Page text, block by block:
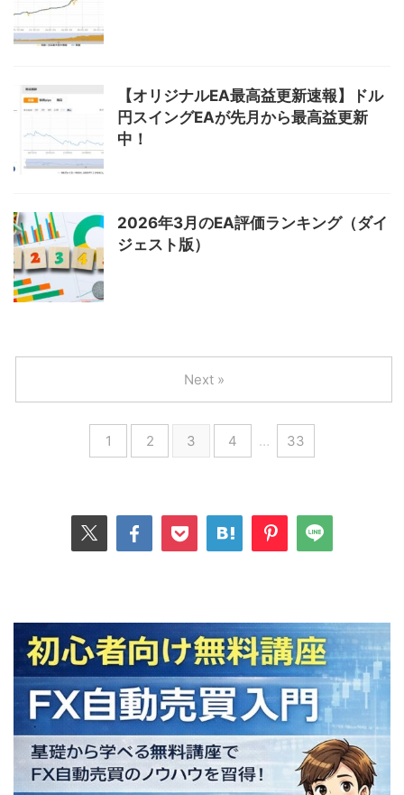
【オリジナルEA最高益更新速報】ドル
円スイングEAが先月から最高益更新
中！
2026年3月のEA評価ランキング（ダイ
ジェスト版）
1 2 3 4 … 33
Next »